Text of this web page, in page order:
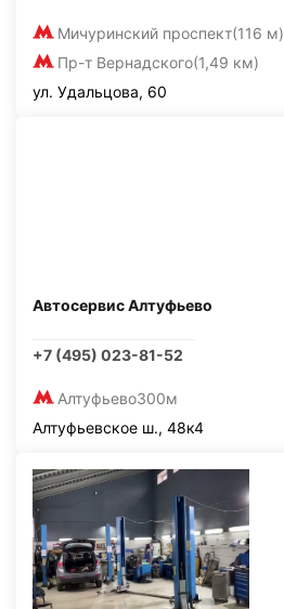
Мичуринский проспект(116 м)
Пр-т Вернадского(1,49 км)
ул. Удальцова, 60
Автосервис Алтуфьево
+7 (495) 023-81-52
Алтуфьево300м
Алтуфьевское ш., 48к4